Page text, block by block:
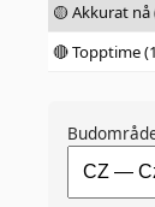
🟡 Akkurat
🔴 Topptime